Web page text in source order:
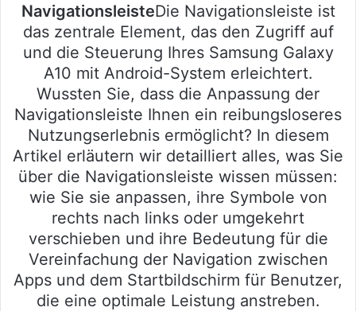
NavigationsleisteDie Navigationsleiste ist
das zentrale Element, das den Zugriff auf
und die Steuerung Ihres Samsung Galaxy
A10 mit Android-System erleichtert.
Wussten Sie, dass die Anpassung der
Navigationsleiste Ihnen ein reibungsloseres
Nutzungserlebnis ermöglicht? In diesem
Artikel erläutern wir detailliert alles, was Sie
über die Navigationsleiste wissen müssen:
wie Sie sie anpassen, ihre Symbole von
rechts nach links oder umgekehrt
verschieben und ihre Bedeutung für die
Vereinfachung der Navigation zwischen
Apps und dem Startbildschirm für Benutzer,
die eine optimale Leistung anstreben.